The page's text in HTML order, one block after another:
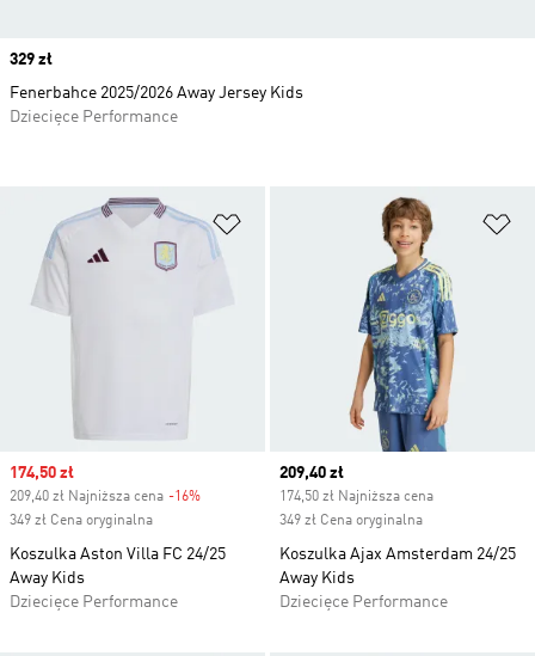
Dodaj do listy życzeń
Sale price
174,50 zł
209,40 zł Najniższa cena -16%
349 zł Cena oryginalna
Koszulka Aston Villa FC 24/25
Away Kids
Dziecięce Performance
Current price
209,40 zł
174,50 zł Najniższa cena
349 zł Cena oryginalna
Koszulka Ajax Amsterdam 24/25
Away Kids
Dziecięce Performance
Price
329 zł
Fenerbahce 2025/2026 Away Jersey Kids
Dziecięce Performance